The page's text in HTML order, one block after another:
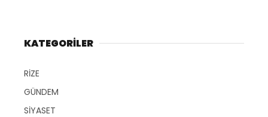
KATEGORİLER
RİZE
GÜNDEM
SİYASET